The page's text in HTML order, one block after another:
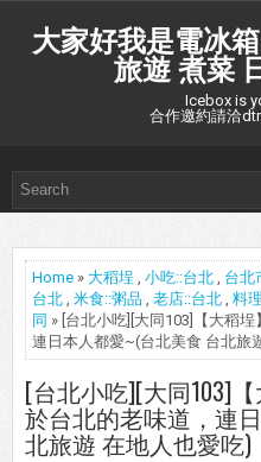
大家好我是電冰
旅遊 煮菜
Icebox is
合作邀約請洽
Home » 大稻埕 , 小吃::台北 , 台北
台北 , 米食::粥品 , 老店::台北 , 料
同 » [台北小吃][大同103]【大稻
連日本人都愛~(台北美食 台北旅
[台北小吃][大同103]
於台北的老味道，連
北旅遊 在地人也愛吃)